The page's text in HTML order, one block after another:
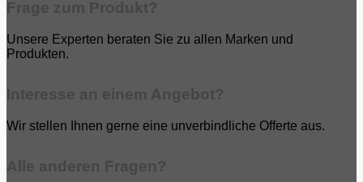
Frage zum Produkt?
Unsere Experten beraten Sie zu allen Marken und
Produkten.
Interesse an einem Angebot?
Wir stellen Ihnen gerne eine unverbindliche Offerte aus.
Alle anderen Fragen?